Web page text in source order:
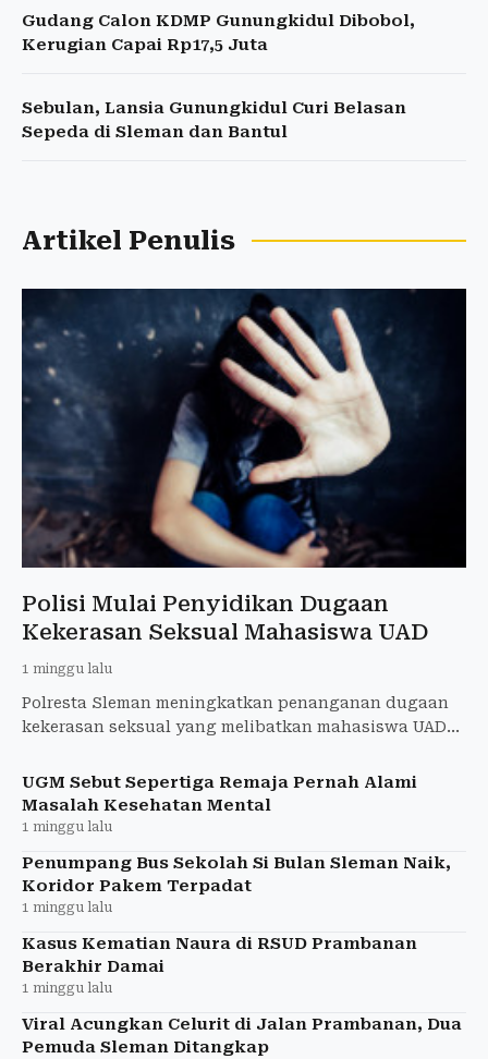
Gudang Calon KDMP Gunungkidul Dibobol,
Kerugian Capai Rp17,5 Juta
Sebulan, Lansia Gunungkidul Curi Belasan
Sepeda di Sleman dan Bantul
Artikel Penulis
Polisi Mulai Penyidikan Dugaan
Kekerasan Seksual Mahasiswa UAD
1 minggu lalu
Polresta Sleman meningkatkan penanganan dugaan
kekerasan seksual yang melibatkan mahasiswa UAD
dijadwalkan berla
UGM Sebut Sepertiga Remaja Pernah Alami
Masalah Kesehatan Mental
1 minggu lalu
Penumpang Bus Sekolah Si Bulan Sleman Naik,
Koridor Pakem Terpadat
1 minggu lalu
Kasus Kematian Naura di RSUD Prambanan
Berakhir Damai
1 minggu lalu
Viral Acungkan Celurit di Jalan Prambanan, Dua
Pemuda Sleman Ditangkap